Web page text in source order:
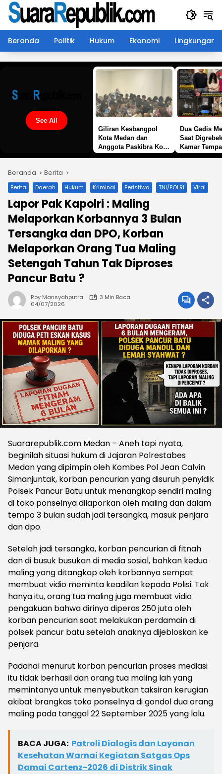
Langsung
konten
Beranda
Politik Hukum Ekonomi Lingkungan
See All
Giliran Kesbangpol
Kota Medan dan
Anggota Paskibra Kota
Dua Gadis
Saat
Kamar
Sabu di
Beranda Berita
Berita Daerah Hukum Kriminal Peristiwa TNI/POLRI Viral
Lapor Pak Kapolri : Maling
Melaporkan Korbannya 3 Bulan
Tersangka dan DPO, Korban
Melaporkan Orang Tua Maling
Setengah Tahun Tak Diproses
Pancur Batu ?
Roy Mansyahputra
3 Min Baca
04/07/2026
Suararepublik.com Medan – Aneh tapi nyata,
beginilah situasi hukum di Jajaran Polrestabes
Medan yang dipimpin oleh Kombes Pol Jean Calvin
Simanjuntak, korban pencurian yang disuruh penyidik
Polsek Pancur Batu untuk menangkap sendiri maling
di toko ponselnya dilaporkan oleh maling dan dalam
tempo 3 bulan sudah jadi tersangka, masuk penjara
dan dpo.
Setelah jadi tersangka, korban pencurian di fitnah
dan di busuk busukan di media sosial, bahkan kedua
maling yang ditangkap oleh korbannya sempat
membuat vidio meminta keadilan kepada Polisi. Tak
hanya itu, orang tua maling juga membuat vidio
pengakuan bahwa dirinya diperas 250 juta oleh
korban pencurian saat melakukan perdamain di
polsek pancur batu setelah anaknya dijebloskan ke
penjara.
Padahal menurut korban pencurian proses mediasi
itu tidak berhasil dan orang tua maling lah yang
memintanya untuk menyebutkan taksiran kerugian
akibat brangkas toko ponselnya di gondol dua orang
maling pada tanggal 22 September 2025 yang lalu.
BACA JUGA: Patroli Dialogis dan Layanan
Kesehatan Warnai Kegiatan Satgas Ops
Damai Cartenz-2026 di Distrik Sinak